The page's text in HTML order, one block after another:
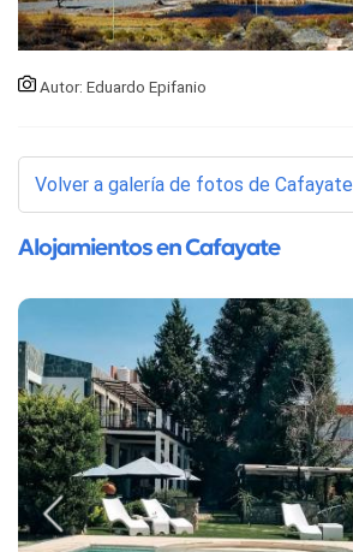
Autor: Eduardo Epifanio
Volver a galería de fotos de Cafayate
Alojamientos en Cafayate